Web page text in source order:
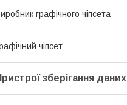
графічного чіпсета
чіпсет
зберігання даних